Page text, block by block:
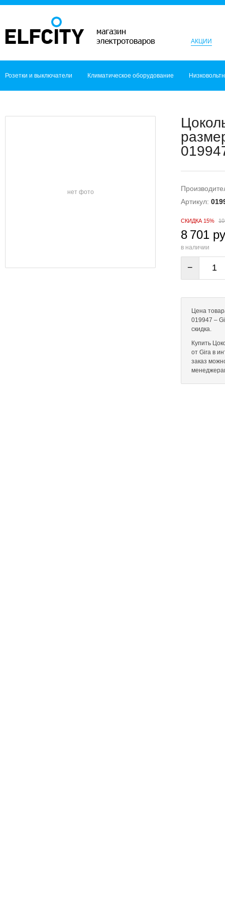
АКЦИИ
Розетки и выключатели Климатическое оборудование
нет фото
Артикул:
СКИДКА 15%
8 701
в наличии
−
Цена
019947 –
скидка.
Купить
от Gira в
заказ